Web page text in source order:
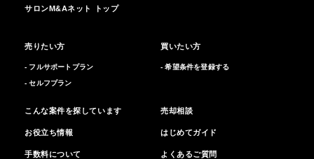
サロンM&Aネット トップ
売りたい方
- フルサポートプラン
- セルフプラン
買いたい方
- 希望条件を登録する
こんな案件を探しています
お役立ち情報
手数料について
売却相談
はじめてガイド
よくあるご質問